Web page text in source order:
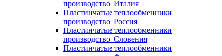
производство: Италия
Пластинчатые теплообменники
производство: Россия
Пластинчатые теплообменники
производство: Словения
Пластинчатые теплообменники